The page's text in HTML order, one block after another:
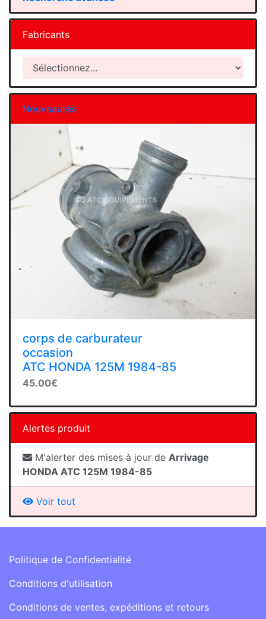
Fabricants
Nouveautés
corps de carburateur
occasion
ATC HONDA 125M 1984-85
45.00€
Alertes produit
M'alerter des mises à jour de Arrivage
HONDA ATC 125M 1984-85
Voir tout
Politique de Confidentialité
Conditions d'utilisation
Conditions de ventes, expéditions et retours